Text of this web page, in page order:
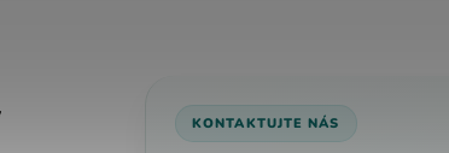
KONTAKTUJTE NÁS